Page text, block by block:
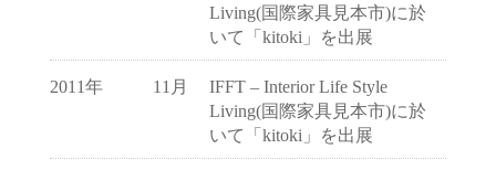
Living(国際家具見本市)に於
いて「kitoki」を出展
2011年 11月
IFFT – Interior Life Style
Living(国際家具見本市)に於
いて「kitoki」を出展